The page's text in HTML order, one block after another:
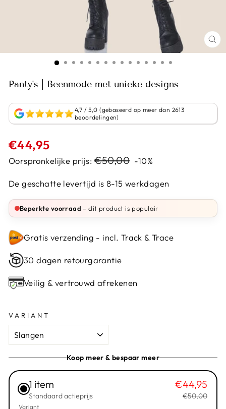
Panty's | Beenmode met unieke designs
4,7 / 5,0 (gebaseerd op meer dan 2613
beoordelingen)
€44,95
Oorspronkelijke prijs: €50,00
Sale
-10%
De geschatte levertijd is 8-15 werkdagen
Beperkte voorraad – dit product is populair
Gratis verzending - incl. Track & Trace
30 dagen retourgarantie
Veilig & vertrouwd afrekenen
VARIANT
Koop meer & bespaar meer
1 item
Standaard actieprijs
€44,95
€50,00
Variant